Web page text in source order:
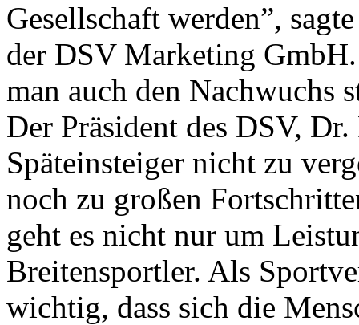
Gesellschaft werden”,
der DSV Marketing
man auch den Nachwuchs
Der Präsident des DSV,
Späteinsteiger nicht zu
noch zu großen
geht es nicht nur um
Breitensportler. Als
wichtig, dass sich die